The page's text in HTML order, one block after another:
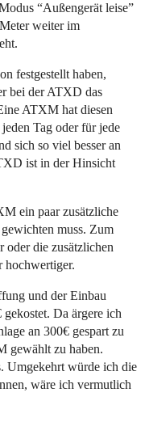
“Außengerät leise”
weiter im
festgestellt haben,
bei der ATXD das
ATXM hat diesen
Tag oder für jede
sich so viel besser an
ist in der Hinsicht
ein paar zusätzliche
muss. Zum
oder die zusätzlichen
hochwertiger.
und der Einbau
Da ärgere ich
an 300€ gespart zu
gewählt zu haben.
Umgekehrt würde ich die
wäre ich vermutlich